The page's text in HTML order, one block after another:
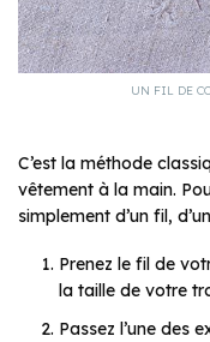
UN FIL DE
C’est la méthode
vêtement à la main.
simplement d’un fil,
Prenez le fil de
la taille de votre
Passez l’une des